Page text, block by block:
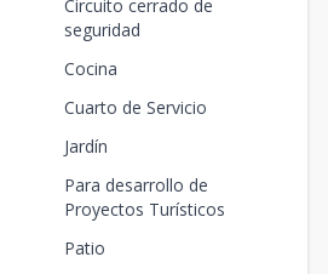
Circuito cerrado de
seguridad
Cocina
Cuarto de Servicio
Jardín
Para desarrollo de
Proyectos Turísticos
Patio